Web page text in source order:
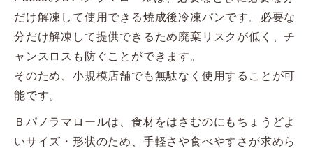
だけ解凍して使用できる焼成後冷凍パンです。必要な
分だけ解凍して提供できるため廃棄リスクが低く、チ
ャンスロスも防ぐことができます。
そのため、小規模店舗でも無駄なく使用することが可
能です。
Ｂパノラマロールは、食材をはさむのにもちょうどよ
いサイズ・形状のため、手軽さや食べやすさが求めら